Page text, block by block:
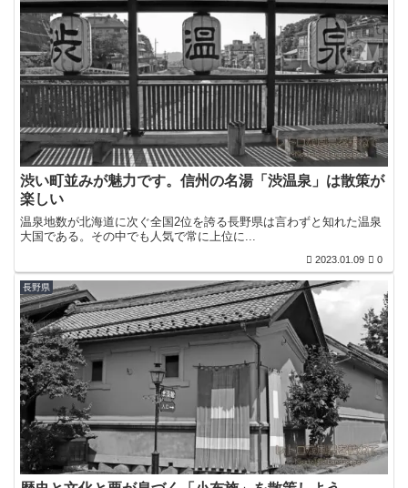
渋い町並みが魅力です。信州の名湯「渋温泉」は散策が
楽しい
温泉地数が北海道に次ぐ全国2位を誇る長野県は言わずと知れた温泉
大国である。その中でも人気で常に上位に...
2023.01.09 0
長野県